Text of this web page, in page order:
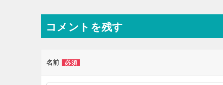
ナ
ビ
ー
コメントを残す
名前 必須